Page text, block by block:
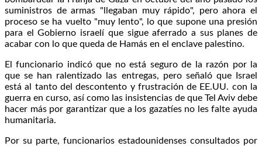
suministros de armas "llegaban muy rápido", pero ahora el
proceso se ha vuelto "muy lento", lo que supone una presión
para el Gobierno israelí que sigue aferrado a sus planes de
acabar con lo que queda de Hamás en el enclave palestino.
El funcionario indicó que no está seguro de la razón por la
que se han ralentizado las entregas, pero señaló que Israel
está al tanto del descontento y frustración de EE.UU. con la
guerra en curso, así como las insistencias de que Tel Aviv debe
hacer más por garantizar que a los gazatíes no les falte ayuda
humanitaria.
Por su parte, funcionarios estadounidenses consultados por